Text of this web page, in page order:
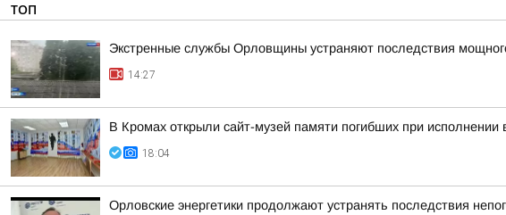
ТОП
Экстренные службы Орловщины устраняют последствия
14:27
В Кромах открыли сайт-музей памяти погибших при
18:04
Орловские энергетики продолжают устранять последствия